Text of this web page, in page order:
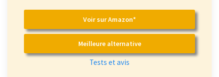
Voir sur Amazon*
Meilleure alternative
Tests et avis